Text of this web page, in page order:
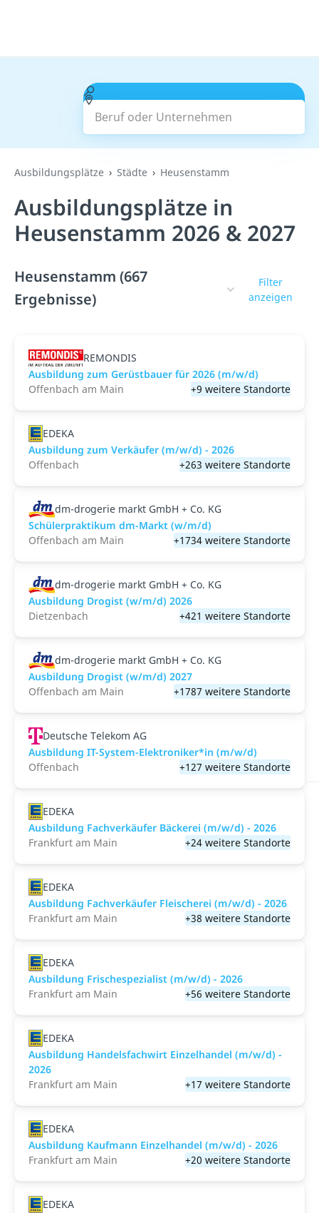
Beruf oder Unternehmen
Suchen
Ausbildungsplätze Städte Heusenstamm
Ausbildungsplätze in
Heusenstamm 2026 & 2027
Heusenstamm (667
Ergebnisse)
Filter
anzeigen
REMONDIS
Ausbildung zum Gerüstbauer für 2026 (m/w/d)
Offenbach am Main
+9 weitere Standorte
EDEKA
Ausbildung zum Verkäufer (m/w/d) - 2026
Offenbach
+263 weitere Standorte
dm-drogerie markt GmbH + Co. KG
Schülerpraktikum dm-Markt (w/m/d)
Offenbach am Main
+1734 weitere Standorte
dm-drogerie markt GmbH + Co. KG
Ausbildung Drogist (w/m/d) 2026
Dietzenbach
+421 weitere Standorte
dm-drogerie markt GmbH + Co. KG
Ausbildung Drogist (w/m/d) 2027
Offenbach am Main
+1787 weitere Standorte
Deutsche Telekom AG
Ausbildung IT-System-Elektroniker*in (m/w/d)
Offenbach
+127 weitere Standorte
EDEKA
Ausbildung Fachverkäufer Bäckerei (m/w/d) - 2026
Frankfurt am Main
+24 weitere Standorte
EDEKA
Ausbildung Fachverkäufer Fleischerei (m/w/d) - 2026
Frankfurt am Main
+38 weitere Standorte
EDEKA
Ausbildung Frischespezialist (m/w/d) - 2026
Frankfurt am Main
+56 weitere Standorte
EDEKA
Ausbildung Handelsfachwirt Einzelhandel (m/w/d) -
2026
Frankfurt am Main
+17 weitere Standorte
EDEKA
Ausbildung Kaufmann Einzelhandel (m/w/d) - 2026
Frankfurt am Main
+20 weitere Standorte
EDEKA